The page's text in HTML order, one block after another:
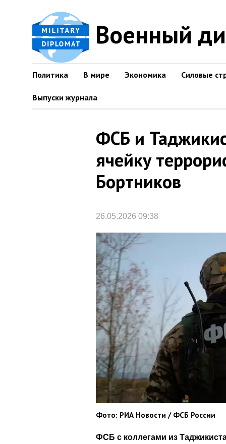
Военный
Политика В мире Экономика Силовые
Выпуски журнала
ФСБ и
ячейку
Бортников
26.05.2026 09:38
Фото: РИА Новости / ФСБ России
ФСБ с коллегами из